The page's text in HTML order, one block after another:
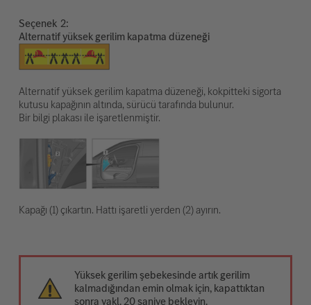
Seçenek
Alternatif yüksek gerilim kapatma düzeneği
Alternatif yüksek gerilim kapatma düzeneği, kokpitteki sigorta
kutusu kapağının altında, sürücü tarafında bulunur.
Bir bilgi plakası ile işaretlenmiştir.
Kapağı (1) çıkartın. Hattı işaretli yerden (2) ayırın.
Yüksek gerilim şebekesinde artık gerilim
kalmadığından emin olmak için, kapattıktan
sonra yakl. 20 saniye bekleyin.